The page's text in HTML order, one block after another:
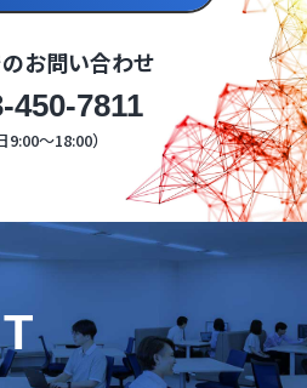
お問い合わせ
450-7811
9:00～18:00）